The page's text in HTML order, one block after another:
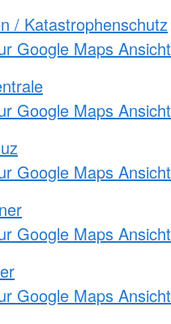
/ Katastrophenschutz
Google Maps Ansicht
Google Maps Ansicht
Google Maps Ansicht
Google Maps Ansicht
Google Maps Ansicht